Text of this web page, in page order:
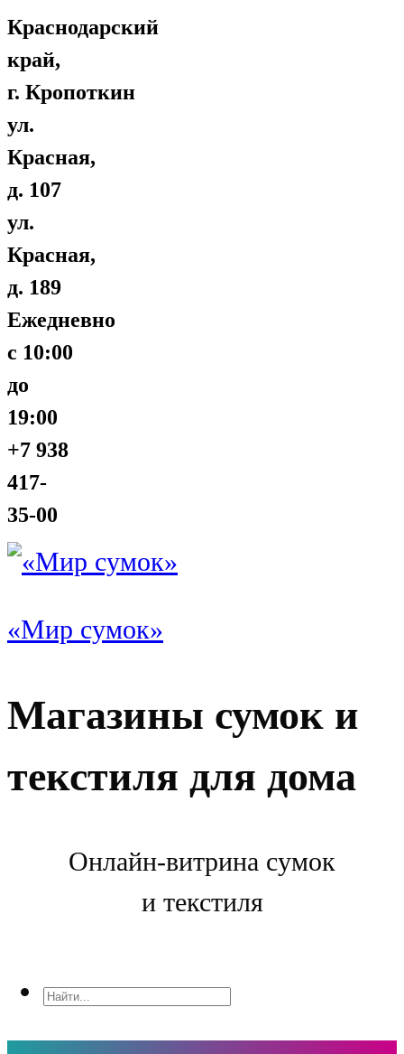
Краснодарский
край,
г. Кропоткин
ул.
Красная,
д. 107
ул.
Красная,
д. 189
Ежедневно
с 10:00
до
19:00
+7 938
417-
35-00
«Мир сумок»
Магазины сумок и
текстиля для дома
Онлайн-витрина сумок
и текстиля